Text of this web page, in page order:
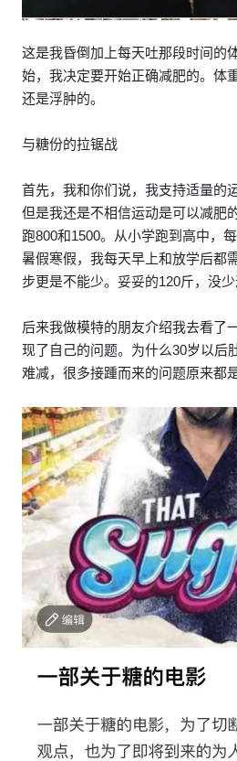
这是我昏倒加上每天吐那段时间的
始，我决定要开始正确减肥的。体
还是浮肿的。
与糖份的拉锯战
首先，我和你们说，我支持适量的
但是我还是不相信运动是可以减肥
跑800和1500。从小学跑到高中，
暑假寒假，我每天早上和放学后都
步更是不能少。妥妥的120斤，没少
后来我做模特的朋友介绍我去看了
现了自己的问题。为什么30岁以后
难减，很多接踵而来的问题原来都